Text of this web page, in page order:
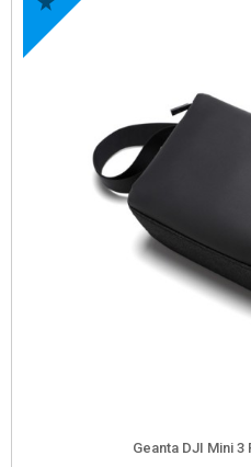
Geanta DJI Mini 3